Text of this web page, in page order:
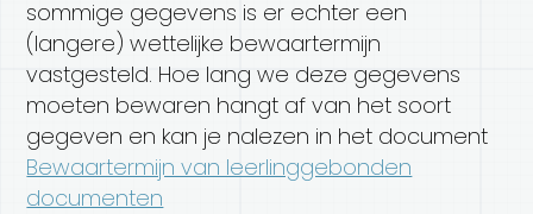
sommige gegevens is er echter een
(langere) wettelijke bewaartermijn
vastgesteld. Hoe lang we deze gegevens
moeten bewaren hangt af van het soort
gegeven en kan je nalezen in het document
Bewaartermijn van leerlinggebonden
documenten